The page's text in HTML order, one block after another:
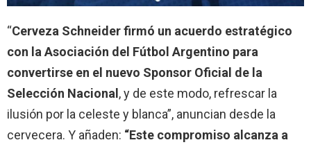
“Cerveza Schneider firmó un acuerdo estratégico
con la Asociación del Fútbol Argentino para
convertirse en el nuevo Sponsor Oficial de la
Selección Nacional, y de este modo, refrescar la
ilusión por la celeste y blanca”, anuncian desde la
cervecera. Y añaden: “Este compromiso alcanza a